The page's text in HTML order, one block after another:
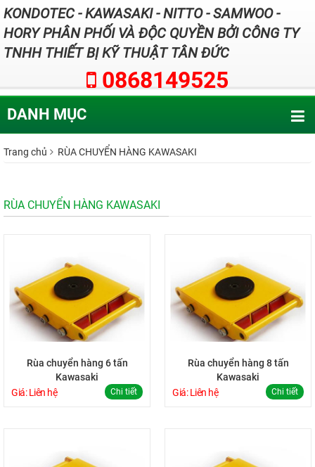
KONDOTEC - KAWASAKI - NITTO - SAMWOO -
HORY PHÂN PHỐI VÀ ĐỘC QUYỀN BỞI CÔNG TY
TNHH THIẾT BỊ KỸ THUẬT TÂN ĐỨC
0868149525
DANH MỤC
Trang chủ RÙA CHUYỂN HÀNG KAWASAKI
RÙA CHUYỂN HÀNG KAWASAKI
Rùa chuyển hàng 6 tấn
Kawasaki
Giá: Liên hệ
Chi tiết
Rùa chuyển hàng 8 tấn
Kawasaki
Giá: Liên hệ
Chi tiết